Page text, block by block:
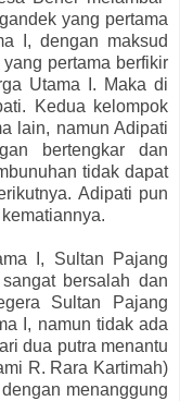
yang pertama
I, dengan maksud
pertama berfikir
Utama I. Maka di
Kedua kelompok
lain, namun Adipati
bertengkar dan
tidak dapat
Adipati pun
I, Sultan Pajang
bersalah dan
Sultan Pajang
I, namun tidak ada
dua putra menantu
R. Rara Kartimah)
menanggung